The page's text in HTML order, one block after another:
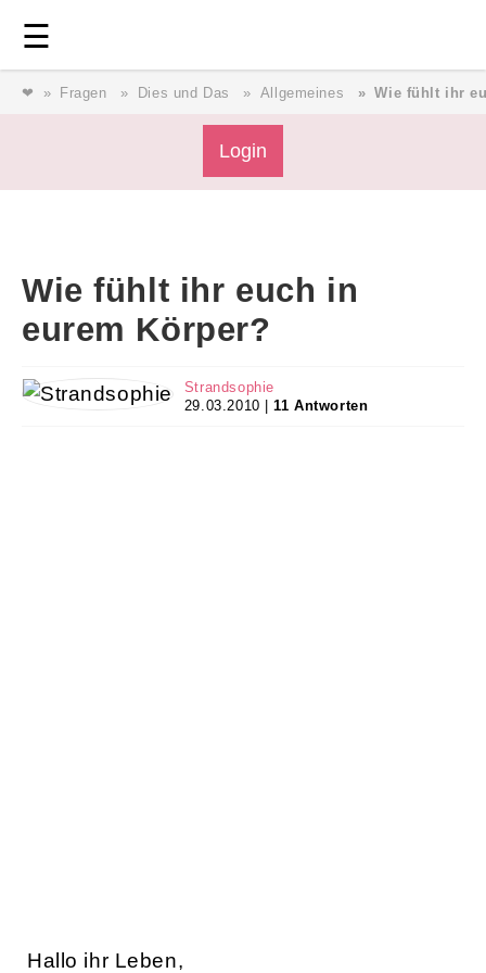
☰
❤ Fragen Dies und Das Allgemeines Wie fühlt ihr
Login
Wie fühlt ihr euch in
eurem Körper?
Strandsophie
29.03.2010 |11 Antworten
Hallo ihr Leben,
Forum